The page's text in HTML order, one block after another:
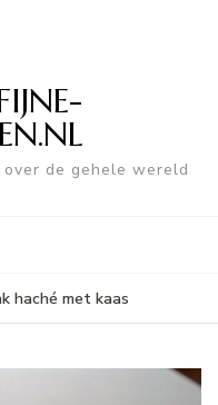
over de gehele wereld
haché met kaas